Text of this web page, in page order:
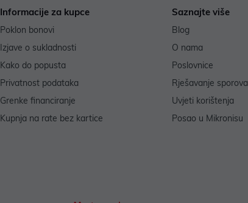
Informacije za kupce
Poklon bonovi
Izjave o sukladnosti
Kako do popusta
Privatnost podataka
Grenke financiranje
Kupnja na rate bez kartice
Saznajte više
Blog
O nama
Poslovnice
Rješavanje sporova
Uvjeti korištenja
Posao u Mikronisu